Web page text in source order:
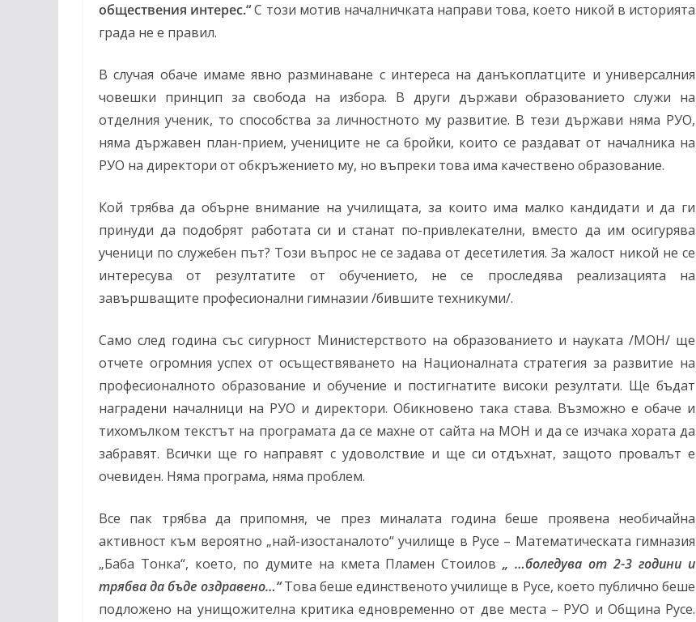
обществения интерес.“С този мотив началничката направи това, което никой в историята
града не е правил.
В случая обаче имаме явно разминаване с интереса на данъкоплатците и универсалния
човешки принцип за свобода на избора. В други държави образованието служи на
отделния ученик, то способства за личностното му развитие. В тези държави няма РУО,
няма държавен план-прием, учениците не са бройки, които се раздават от началника на
РУО на директори от обкръжението му, но въпреки това има качествено образование.
Кой трябва да обърне внимание на училищата, за които има малко кандидати и да ги
принуди да подобрят работата си и станат по-привлекателни, вместо да им осигурява
ученици по служебен път? Този въпрос не се задава от десетилетия. За жалост никой не се
интересува от резултатите от обучението, не се проследява реализацията на
завършващите професионални гимназии /бившите техникуми/.
Само след година със сигурност Министерството на образованието и науката /МОН/ ще
отчете огромния успех от осъществяването на Националната стратегия за развитие на
професионалното образование и обучение и постигнатите високи резултати. Ще бъдат
наградени началници на РУО и директори. Обикновено така става. Възможно е обаче и
тихомълком текстът на програмата да се махне от сайта на МОН и да се изчака хората да
забравят. Всички ще го направят с удоволствие и ще си отдъхнат, защото провалът е
очевиден. Няма програма, няма проблем.
Все пак трябва да припомня, че през миналата година беше проявена необичайна
активност към вероятно „най-изостаналото“ училище в Русе – Математическата гимназия
„Баба Тонка“, което, по думите на кмета Пламен Стоилов „ …боледува от 2-3 години и
трябва да бъде оздравено…“Това беше единственото училище в Русе, което публично беше
подложено на унищожителна критика едновременно от две места – РУО и Община Русе.